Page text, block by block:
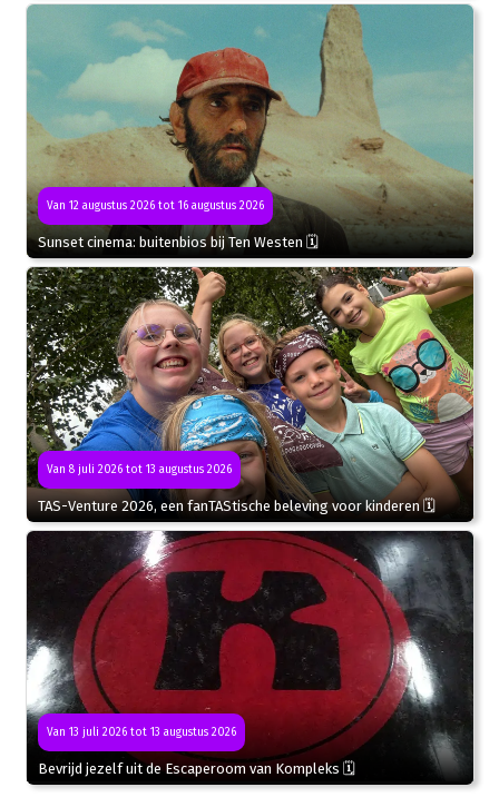
Van 12 augustus 2026 tot 16 augustus 2026
Sunset cinema: buitenbios bij Ten Westen 🗓
Van 8 juli 2026 tot 13 augustus 2026
TAS-Venture 2026, een fanTAStische beleving voor kinderen 🗓
Van 13 juli 2026 tot 13 augustus 2026
Bevrijd jezelf uit de Escaperoom van Kompleks 🗓